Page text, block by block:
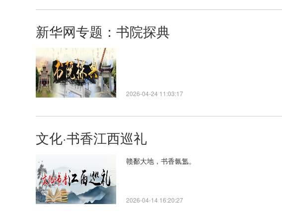
新华网专题：书院探典
2026-04-24 11:03:17
文化·书香江西巡礼
赣鄱大地，书香氤氲。
2026-04-14 16:20:27